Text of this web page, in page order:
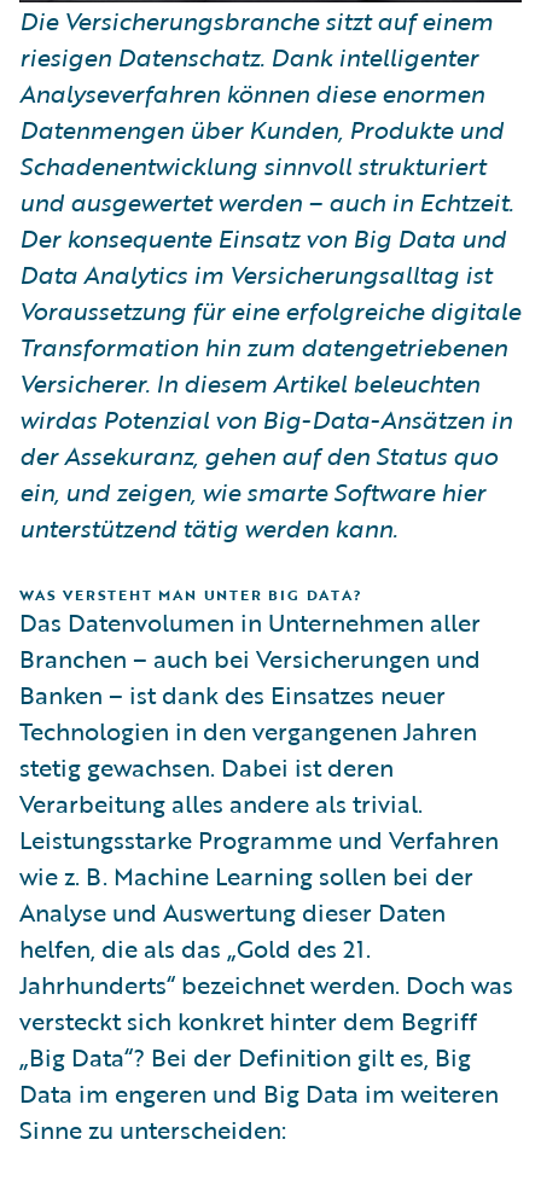
Die Versicherungsbranche sitzt auf einem
riesigen Datenschatz. Dank intelligenter
Analyseverfahren können diese enormen
Datenmengen über Kunden, Produkte und
Schadenentwicklung sinnvoll strukturiert
und ausgewertet werden – auch in Echtzeit.
Der konsequente Einsatz von Big Data und
Data Analytics im Versicherungsalltag ist
Voraussetzung für eine erfolgreiche digitale
Transformation hin zum datengetriebenen
Versicherer. In diesem Artikel beleuchten
wirdas Potenzial von Big-Data-Ansätzen in
der Assekuranz, gehen auf den Status quo
ein, und zeigen, wie smarte Software hier
unterstützend tätig werden kann.
WAS VERSTEHT MAN UNTER BIG DATA?
Das Datenvolumen in Unternehmen aller
Branchen – auch bei Versicherungen und
Banken – ist dank des Einsatzes neuer
Technologien in den vergangenen Jahren
stetig gewachsen. Dabei ist deren
Verarbeitung alles andere als trivial.
Leistungsstarke Programme und Verfahren
wie z. B. Machine Learning sollen bei der
Analyse und Auswertung dieser Daten
helfen, die als das „Gold des 21.
Jahrhunderts“ bezeichnet werden. Doch was
versteckt sich konkret hinter dem Begriff
„Big Data“? Bei der Definition gilt es, Big
Data im engeren und Big Data im weiteren
Sinne zu unterscheiden: